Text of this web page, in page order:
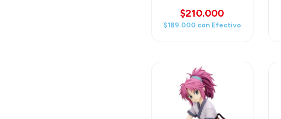
$210.000
$189.000 con Efectivo